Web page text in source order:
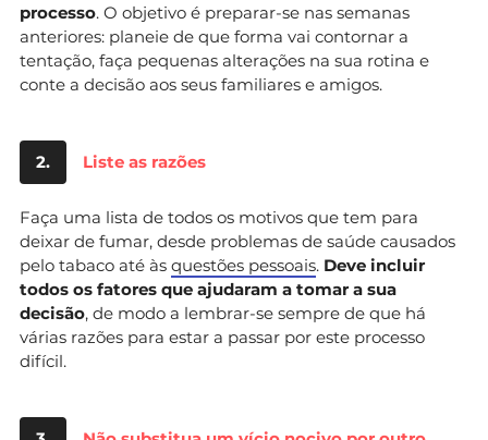
processo. O objetivo é preparar-se nas semanas
anteriores: planeie de que forma vai contornar a
tentação, faça pequenas alterações na sua rotina e
conte a decisão aos seus familiares e amigos.
2. Liste as razões
Faça uma lista de todos os motivos que tem para
deixar de fumar, desde problemas de saúde causados
pelo tabaco até às questões pessoais. Deve incluir
todos os fatores que ajudaram a tomar a sua
decisão, de modo a lembrar-se sempre de que há
várias razões para estar a passar por este processo
difícil.